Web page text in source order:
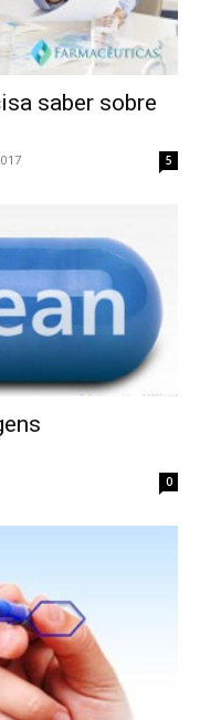
saber sobre
5
0